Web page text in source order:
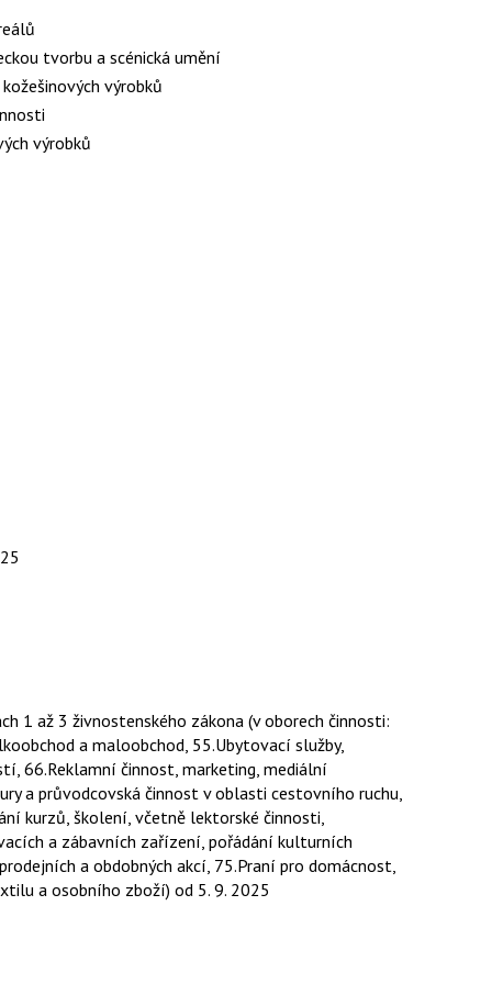
tvorbu a scénická umění
výrobků
výrobků
1 až 3 živnostenského zákona (v oborech činnosti:
a maloobchod, 55.Ubytovací služby,
66.Reklamní činnost, marketing, mediální
a průvodcovská činnost v oblasti cestovního ruchu,
kurzů, školení, včetně lektorské činnosti,
a zábavních zařízení, pořádání kulturních
a obdobných akcí, 75.Praní pro domácnost,
a osobního zboží) od 5. 9. 2025